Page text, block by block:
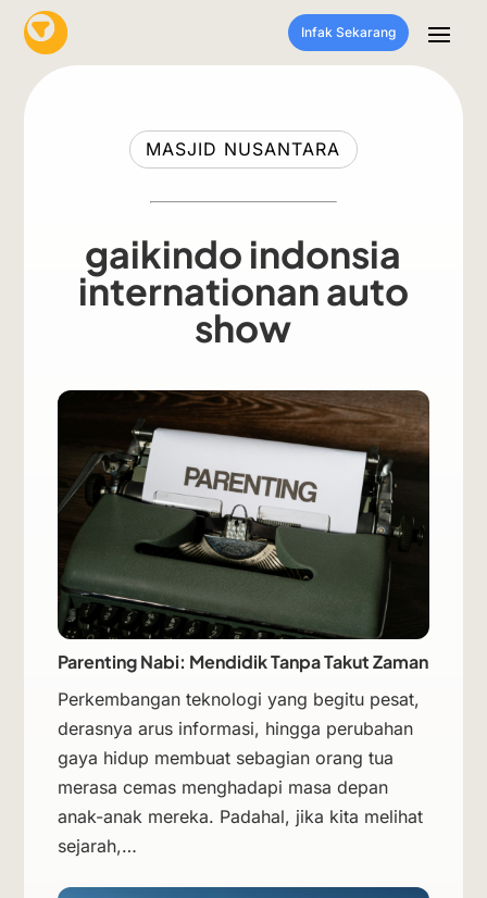
Infak Sekarang
MASJID NUSANTARA
gaikindo indonsia
internationan auto
show
Parenting Nabi: Mendidik Tanpa Takut Zaman
Perkembangan teknologi yang begitu pesat,
derasnya arus informasi, hingga perubahan
gaya hidup membuat sebagian orang tua
merasa cemas menghadapi masa depan
anak-anak mereka. Padahal, jika kita melihat
sejarah,…